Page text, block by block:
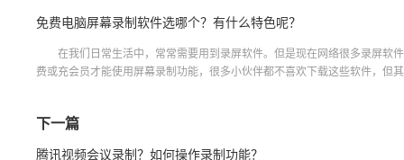
免费电脑屏幕录制软件选哪个？有什么特色呢？
在我们日常生活中，常常需要用到录屏软件。但是现在网络很多录屏软
费或充会员才能使用屏幕录制功能，很多小伙伴都不喜欢下载这些软件，但
下一篇
腾讯视频会议录制？如何操作录制功能？